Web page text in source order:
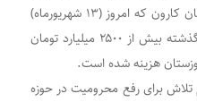
در شهر کنعان (قلعه چنعان) شهرستان کارون که امروز (۱۳ شهریورماه)
انجام شد، اظهار کرد: در سه سال گذشته بیش از ۲۵۰۰ میلیارد تومان
هزینه شده است.
تلاش برای رفع محرومیت در حوزه